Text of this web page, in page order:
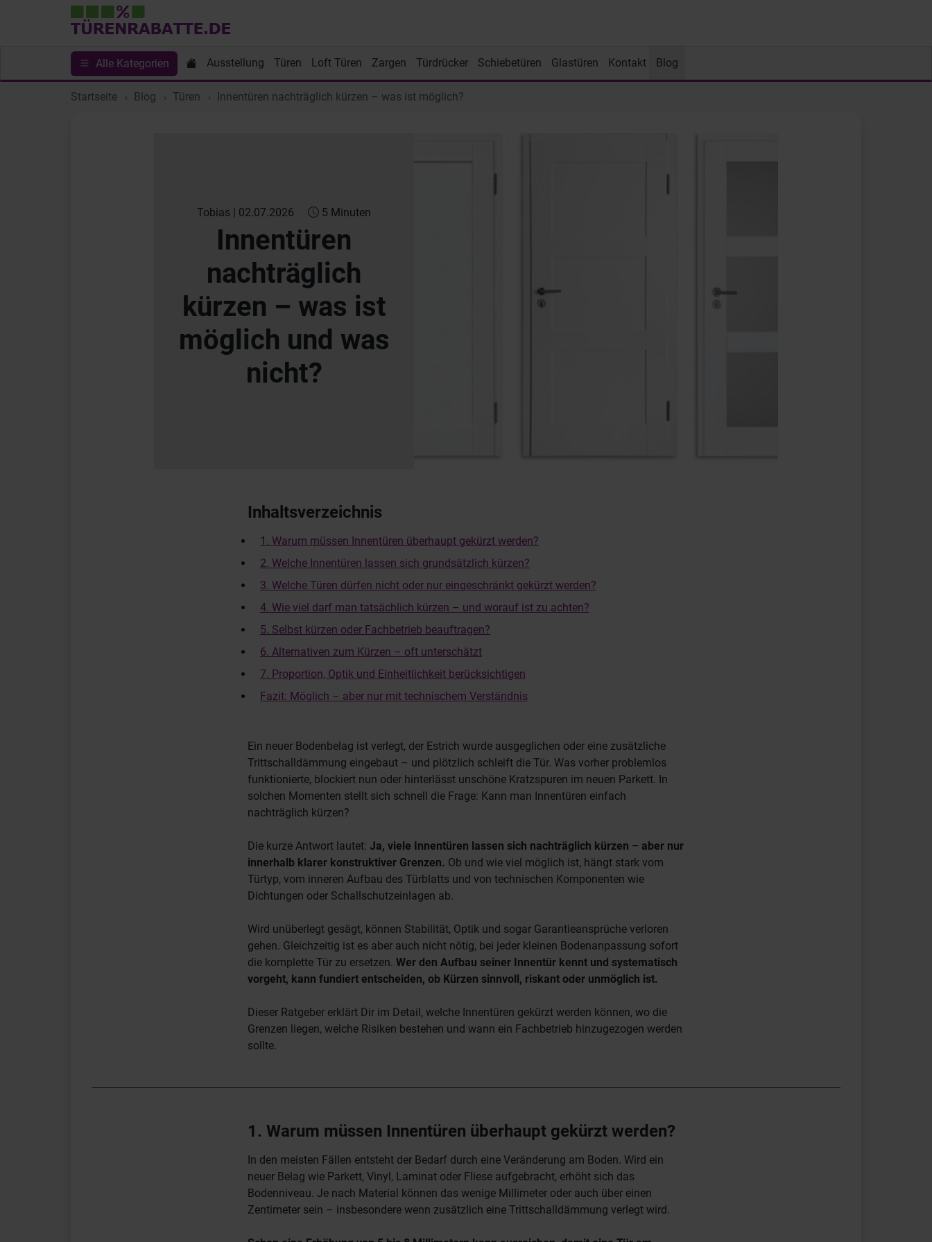
Alle Kategorien Ausstellung Türen Loft Türen Zargen Türdrücker Schiebetüren Glastüren Kontakt Blog
Startseite Blog Türen Innentüren nachträglich kürzen – was ist möglich?
Tobias | 02.07.2026 5 Minuten
Innentüren
nachträglich
kürzen – was ist
möglich und was
nicht?
Inhaltsverzeichnis
1. Warum müssen Innentüren überhaupt gekürzt werden?
2. Welche Innentüren lassen sich grundsätzlich kürzen?
3. Welche Türen dürfen nicht oder nur eingeschränkt gekürzt werden?
4. Wie viel darf man tatsächlich kürzen – und worauf ist zu achten?
5. Selbst kürzen oder Fachbetrieb beauftragen?
6. Alternativen zum Kürzen – oft unterschätzt
7. Proportion, Optik und Einheitlichkeit berücksichtigen
Fazit: Möglich – aber nur mit technischem Verständnis
Ein neuer Bodenbelag ist verlegt, der Estrich wurde ausgeglichen oder eine zusätzliche
Trittschalldämmung eingebaut – und plötzlich schleift die Tür. Was vorher problemlos
funktionierte, blockiert nun oder hinterlässt unschöne Kratzspuren im neuen Parkett. In
solchen Momenten stellt sich schnell die Frage: Kann man Innentüren einfach
nachträglich kürzen?
Die kurze Antwort lautet: Ja, viele Innentüren lassen sich nachträglich kürzen – aber nur
innerhalb klarer konstruktiver Grenzen. Ob und wie viel möglich ist, hängt stark vom
Türtyp, vom inneren Aufbau des Türblatts und von technischen Komponenten wie
Dichtungen oder Schallschutzeinlagen ab.
Wird unüberlegt gesägt, können Stabilität, Optik und sogar Garantieansprüche verloren
gehen. Gleichzeitig ist es aber auch nicht nötig, bei jeder kleinen Bodenanpassung sofort
die komplette Tür zu ersetzen. Wer den Aufbau seiner Innentür kennt und systematisch
vorgeht, kann fundiert entscheiden, ob Kürzen sinnvoll, riskant oder unmöglich ist.
Dieser Ratgeber erklärt Dir im Detail, welche Innentüren gekürzt werden können, wo die
Grenzen liegen, welche Risiken bestehen und wann ein Fachbetrieb hinzugezogen werden
sollte.
1. Warum müssen Innentüren überhaupt gekürzt werden?
In den meisten Fällen entsteht der Bedarf durch eine Veränderung am Boden. Wird ein
neuer Belag wie Parkett, Vinyl, Laminat oder Fliese aufgebracht, erhöht sich das
Bodenniveau. Je nach Material können das wenige Millimeter oder auch über einen
Zentimeter sein – insbesondere wenn zusätzlich eine Trittschalldämmung verlegt wird.